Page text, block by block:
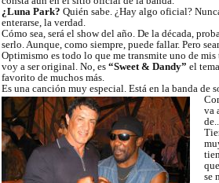
¿Luna Park? Quién sabe. ¿Hay algo oficial?
enterarse, la verdad.
Cómo sea, será el show del año. De la década,
serlo. Aunque, como siempre, puede fallar. Pero
Optimismo es todo lo que me transmite uno de
voy a ser original. No, es “Sweet & Dandy” el
favorito de muchos más.
Es una canción muy especial. Está en la banda de
va
se